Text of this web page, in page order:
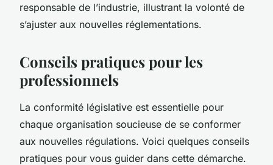
responsable de l’industrie, illustrant la volonté de
s’ajuster aux nouvelles réglementations.
Conseils pratiques pour les
professionnels
La conformité législative est essentielle pour
chaque organisation soucieuse de se conformer
aux nouvelles régulations. Voici quelques conseils
pratiques pour vous guider dans cette démarche.